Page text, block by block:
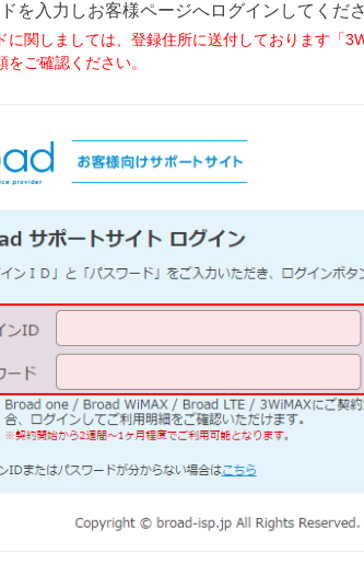
を入力しお客様ページへログインしてくださ
関しましては、登録住所に送付しております「
ご確認ください。